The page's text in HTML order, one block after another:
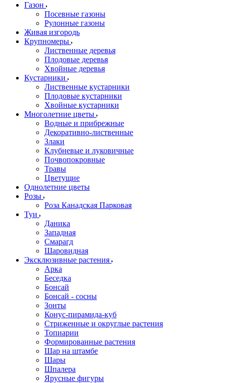
Газон
Посевные газоны
Рулонные газоны
Живая изгородь
Крупномеры
Лиственные деревья
Плодовые деревья
Хвойные деревья
Кустарники
Лиственные кустарники
Плодовые кустарники
Хвойные кустарники
Многолетние цветы
Водные и прибрежные
Декоративно-лиственные
Злаки
Клубневые и луковичные
Почвопокровные
Травы
Цветущие
Однолетние цветы
Розы
Роза Канадская Парковая
Туи
Даника
Западная
Смарагд
Шаровидная
Эксклюзивные растения
Арка
Беседка
Бонсай
Бонсай - сосны
Зонты
Конус-пирамида-куб
Стриженные и округлые растения
Топиарии
Формированные растения
Шар на штамбе
Шары
Шпалера
Ярусные фигуры